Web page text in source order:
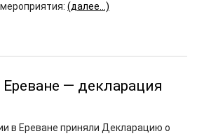
(далее…)
— декларация
в Ереване приняли Декларацию о